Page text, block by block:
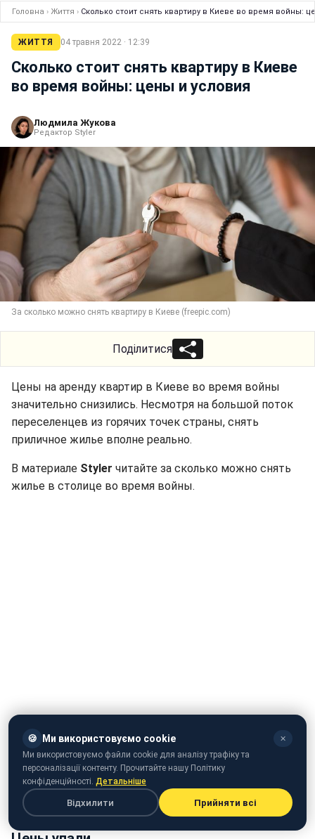
Головна › Життя › Сколько стоит снять квартиру в Киеве во время войны:
ЖИТТЯ 04 травня 2022 · 12:39
Сколько стоит снять квартиру в Киеве
во время войны: цены и условия
Людмила Жукова
Редактор Styler
За сколько можно снять квартиру в Киеве (freepic.com)
Поділитися
Цены на аренду квартир в Киеве во время войны
значительно снизились. Несмотря на большой поток
переселенцев из горячих точек страны, снять
приличное жилье вполне реально.
В материале Styler читайте за сколько можно снять
жилье в столице во время войны.
🍪 Ми використовуємо cookie ✕
Ми використовуємо файли cookie для аналізу трафіку та
персоналізації контенту. Прочитайте нашу Політику
конфіденційності. Детальніше
Відхилити Прийняти всі